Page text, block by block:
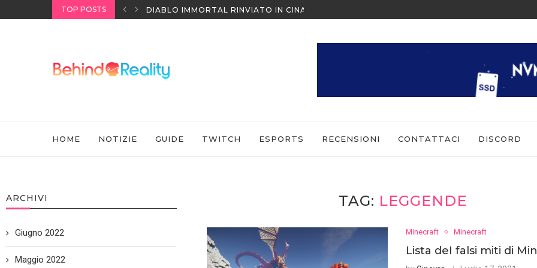
TOP POSTS
SONY DIABLO IMMORTAL RINVIATO IN CINA ALL’ULTIMO MOMENTO
HOME NOTIZIE GUIDE TWITCH ESPORTS RECENSIONI CONTATTACI DISCORD
TAG: LEGGENDE
Minecraft Minecraft
Lista deI falsi miti di
ARCHIVI
Giugno 2022
Maggio 2022